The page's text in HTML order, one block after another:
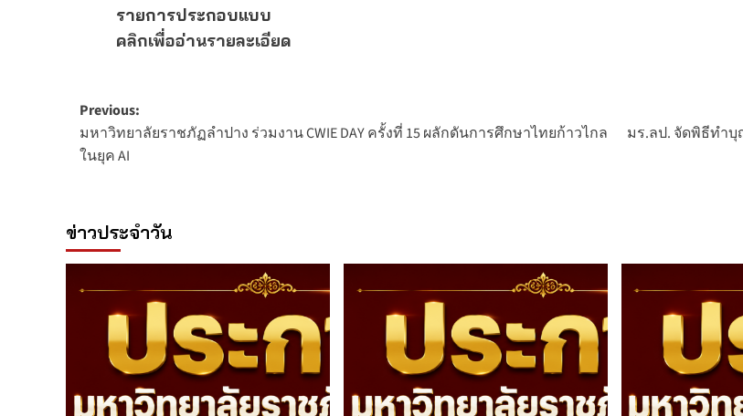
รายการประกอบแบบ
คลิกเพื่ออ่านรายละเอียด
Post
navigation
Previous:
มหาวิทยาลัยราชภัฏลำปาง ร่วมงาน CWIE DAY ครั้งที่ 15 ผลักดันการศึกษาไทยก้าวไกล
ในยุค AI
มร.ลป. จัดพิธีทำ
ข่าวประจำวัน